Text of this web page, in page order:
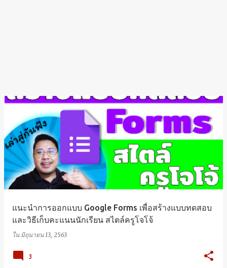
แนะนำการออกแบบ Google Forms เพื่อสร้างแบบทดสอบ
และวิธีเก็บคะแนนนักเรียน สไตล์ครูโจโจ้
ใน มิถุนายน 13, 2563
3